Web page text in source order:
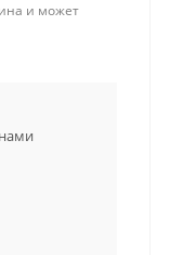
и может